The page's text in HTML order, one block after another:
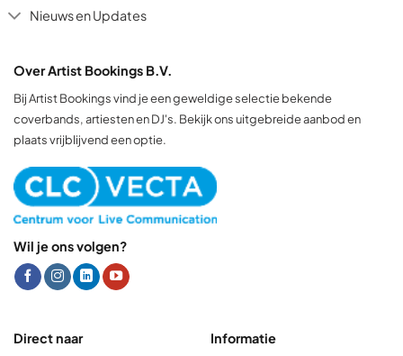
Nieuws en Updates
Over Artist Bookings B.V.
Bij Artist Bookings vind je een geweldige selectie bekende
coverbands, artiesten en DJ's. Bekijk ons uitgebreide aanbod en
plaats vrijblijvend een optie.
Wil je ons volgen?
Direct naar Informatie